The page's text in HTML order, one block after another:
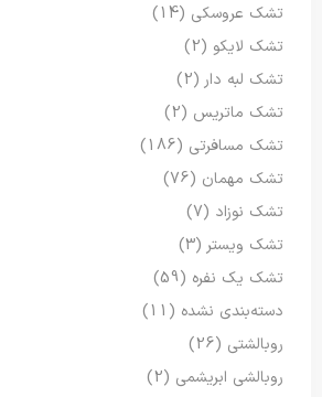
تشک عروسکی (14)
تشک لایکو (2)
تشک لبه دار (2)
تشک ماتریس (2)
تشک مسافرتی (186)
تشک مهمان (76)
تشک نوزاد (7)
تشک ویستر (3)
تشک یک نفره (59)
دسته‌بندی نشده (11)
روبالشتی (26)
روبالشی ابریشمی (2)